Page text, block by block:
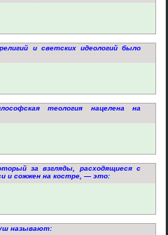
и светских идеологий было
теология нацелена на
за взгляды, расходящиеся с
и сожжен на костре, — это:
называют: